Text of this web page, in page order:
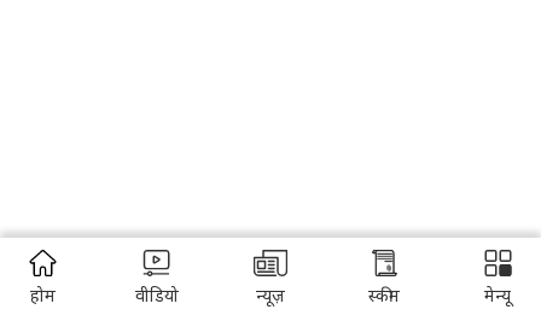
होम वीडियो न्यूज़ स्कीम मेन्यू